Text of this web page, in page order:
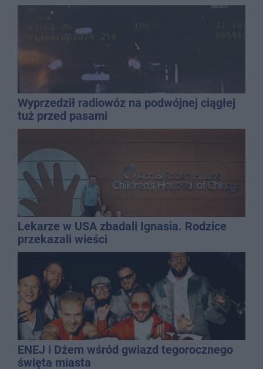
Wyprzedził radiowóz na podwójnej ciągłej
tuż przed pasami
Lekarze w USA zbadali Ignasia. Rodzice
przekazali wieści
ENEJ i Dżem wśród gwiazd tegorocznego
święta miasta